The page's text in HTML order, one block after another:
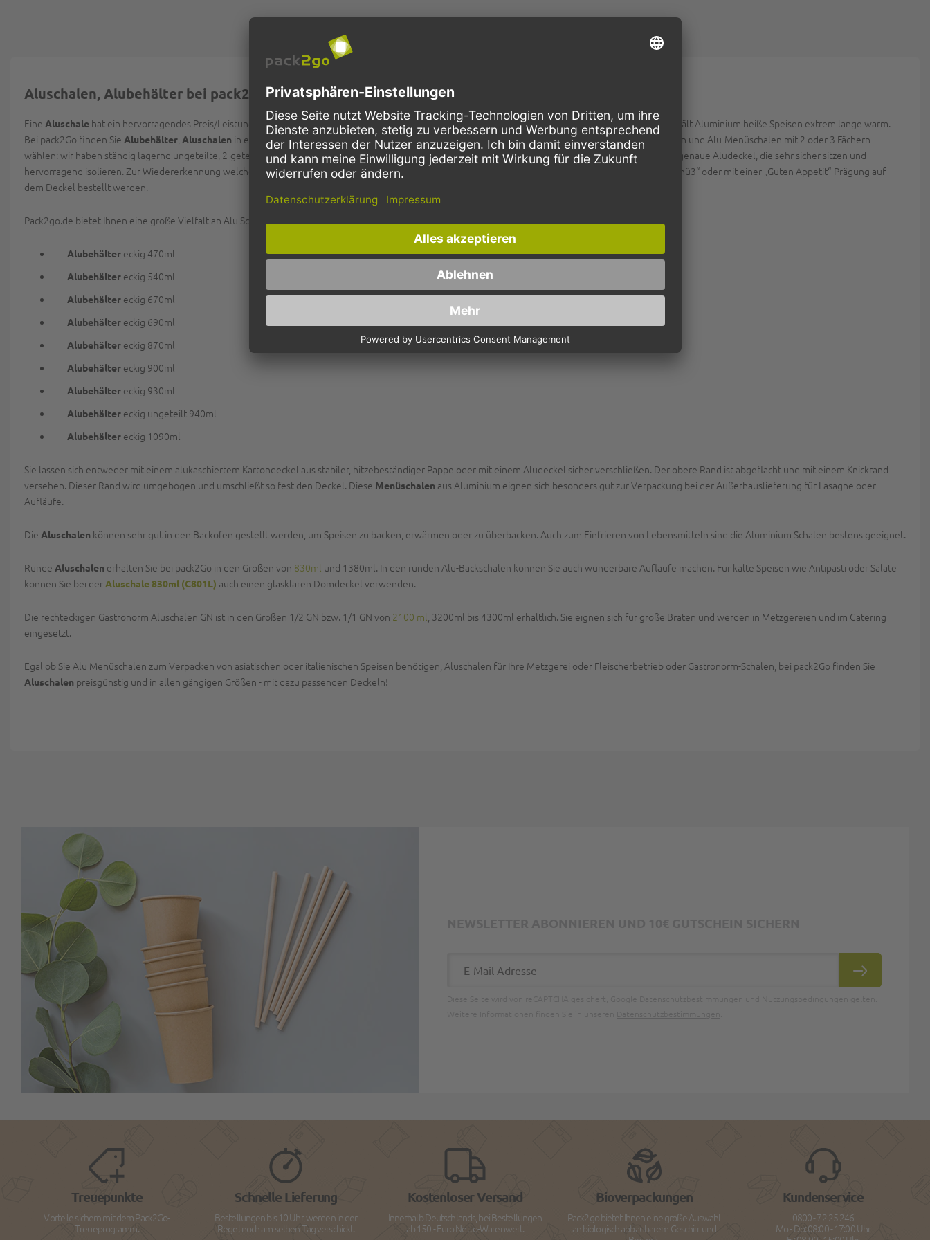
Aluschalen, Alubehälter bei pack2go
Eine Aluschale hat ein hervorragendes Preis/Leistungsverhältnis, wenn es darum geht, Essen außer Haus zu verkaufen. Durch seine isolierende Fähigkeit hält Aluminium heiße Speisen extrem lange warm.
Bei pack2Go finden Sie Alubehälter, Aluschalen in eckiger und runder Form sowie Gastronorm-Schalen. Bei Alubehältern können Sie zwischen ungeteilten und Alu-Menüschalen mit 2 oder 3 Fächern
wählen: wir haben ständig lagernd ungeteilte, 2-geteilte und 3-geteilte Alumenüschalen für Ihr Take Away Geschäft. Zu den Alu Menüschalen gibt es passgenaue Aludeckel, die sehr sicher sitzen und
hervorragend isolieren. Zur Wiedererkennung welches Menü sich in den Schalen befindet können die passenden Deckel mit einer „Menü 1“, Menü2“, „Menü3“ oder mit einer „Guten Appetit“-Prägung auf
dem Deckel bestellt werden.
Pack2go.de bietet Ihnen eine große Vielfalt an Alu Schalen und Alu Behältern. Folgende Größen finden Sie bei uns zu günstigen Preisen:
Alubehälter eckig 470ml
Alubehälter eckig 540ml
Alubehälter eckig 670ml
Alubehälter eckig 690ml
Alubehälter eckig 870ml
Alubehälter eckig 900ml
Alubehälter eckig 930ml
Alubehälter eckig ungeteilt 940ml
Alubehälter eckig 1090ml
Sie lassen sich entweder mit einem alukaschiertem Kartondeckel aus stabiler, hitzebeständiger Pappe oder mit einem Aludeckel sicher verschließen. Der obere Rand ist abgeflacht und mit einem Knickrand
versehen. Dieser Rand wird umgebogen und umschließt so fest den Deckel. Diese Menüschalen aus Aluminium eignen sich besonders gut zur Verpackung bei der Außerhauslieferung für Lasagne oder
Aufläufe.
Die Aluschalen können sehr gut in den Backofen gestellt werden, um Speisen zu backen, erwärmen oder zu überbacken. Auch zum Einfrieren von Lebensmitteln sind die Aluminium Schalen bestens geeignet.
Runde Aluschalen erhalten Sie bei pack2Go in den Größen von 830ml und 1380ml. In den runden Alu-Backschalen können Sie auch wunderbare Aufläufe machen. Für kalte Speisen wie Antipasti oder Salate
können Sie bei derAluschale 830ml (C801L) auch einen glasklaren Domdeckel verwenden.
Die rechteckigen Gastronorm Aluschalen GN ist in den Größen 1/2 GN bzw. 1/1 GN von 2100 ml, 3200ml bis 4300ml erhältlich. Sie eignen sich für große Braten und werden in Metzgereien und im Catering
eingesetzt.
Egal ob Sie Alu Menüschalen zum Verpacken von asiatischen oder italienischen Speisen benötigen, Aluschalen für Ihre Metzgerei oder Fleischerbetrieb oder Gastronorm-Schalen, bei pack2Go finden Sie
Aluschalen preisgünstig und in allen gängigen Größen - mit dazu passenden Deckeln!
ABONNIEREN
Treuepunkte
Vorteile sichern mit dem Pack2Go-
Treueprogramm.
Schnelle Lieferung
Bestellungen bis 10 Uhr, werden in der
Regel noch am selben Tag verschickt.
Kostenloser Versand
Innerhalb Deutschlands, bei Bestellungen
ab 150,- Euro Netto-Warenwert.
Bioverpackungen
Pack2go bietet Ihnen eine große Auswahl
an biologisch abbaubarem Geschirr und
Kundenservice
0800 - 72 25 246
Mo - Do: 08:00 - 17:00 Uhr